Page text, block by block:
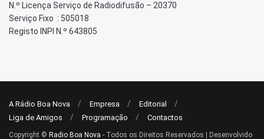
N.º Licença Serviço de Radiodifusão – 20370
Serviço Fixo : 505018
Registo INPI N.º 643805
A Rádio Boa Nova Empresa
Editorial
Liga de Amigos
Programação Contactos
Copyright © Radio Boa Nova - Todos os Direitos Reservados | Desenvolvido